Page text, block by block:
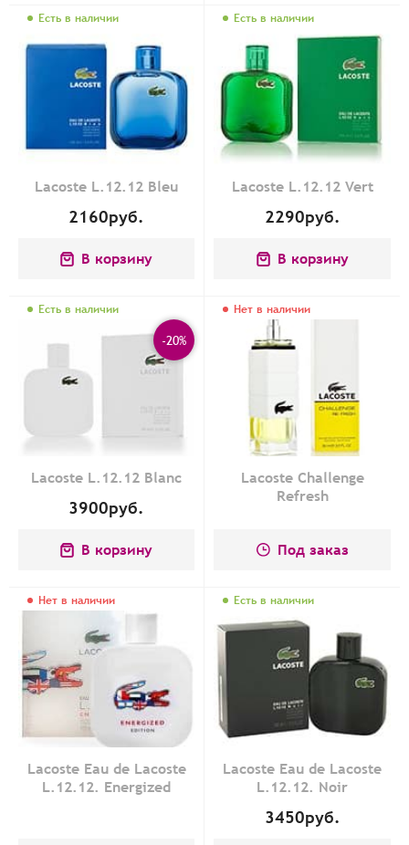
Есть в наличии
Lacoste L.12.12 Bleu
2160руб.
В корзину
Есть в наличии
Lacoste L.12.12 Vert
2290руб.
В корзину
Есть в наличии
-20%
Lacoste L.12.12 Blanc
3900руб.
В корзину
Нет в наличии
Lacoste Challenge
Refresh
Под заказ
Нет в наличии
Lacoste Eau de Lacoste
L.12.12. Energized
Есть в наличии
Lacoste Eau de Lacoste
L.12.12. Noir
3450руб.